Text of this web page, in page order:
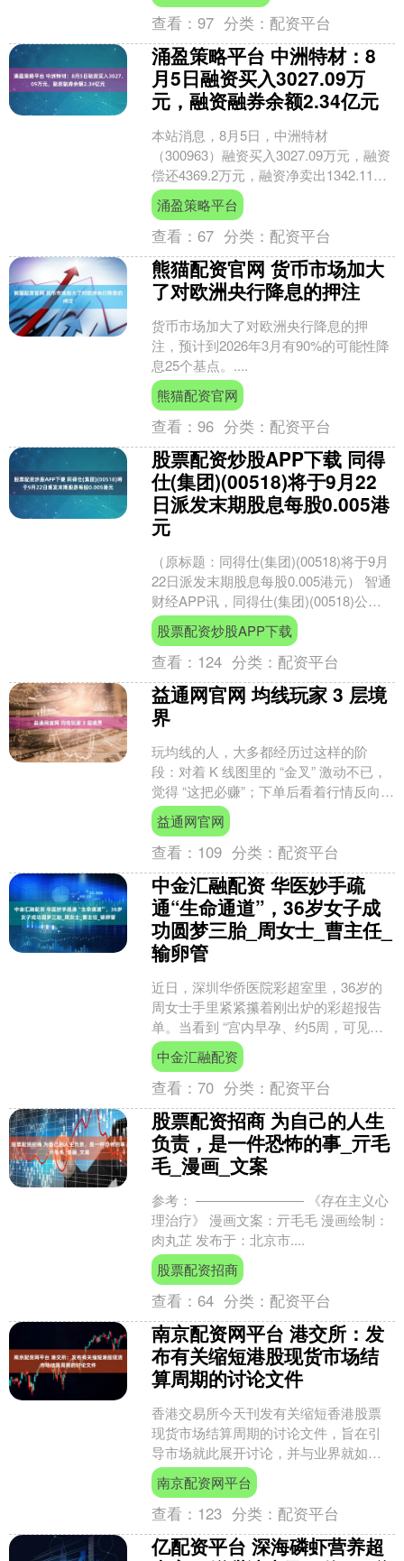
查看：97 分类： 配资平台
涌盈策略平台 中洲特材：8
月5日融资买入3027.09万
元，融资融券余额2.34亿元
本站消息，8月5日，中洲特材
（300963）融资买入3027.09万元，融资
偿还4369.2万元，融资净卖出1342.11万
元，融资余额2.34亿元。 融券方面....
涌盈策略平台
查看：67 分类： 配资平台
熊猫配资官网 货币市场加大
了对欧洲央行降息的押注
货币市场加大了对欧洲央行降息的押
注，预计到2026年3月有90%的可能性降
息25个基点。....
熊猫配资官网
查看：96 分类： 配资平台
股票配资炒股APP下载 同得
仕(集团)(00518)将于9月22
日派发末期股息每股0.005港
元
（原标题：同得仕(集团)(00518)将于9月
22日派发末期股息每股0.005港元） 智通
财经APP讯，同得仕(集团)(00518)公
布，将于2025年9月22....
股票配资炒股APP下载
查看： 124 分类： 配资平台
益通网官网 均线玩家 3 层境
界
玩均线的人，大多都经历过这样的阶
段：对着 K 线图里的 “金叉” 激动不已，
觉得 “这把必赚”；下单后看着行情反向
走，又对着 “死叉” 骂骂咧咧 —— 其实不
是....
益通网官网
查看： 109 分类： 配资平台
中金汇融配资 华医妙手疏
通“生命通道”，36岁女子成
功圆梦三胎_周女士_曹主任_
输卵管
近日，深圳华侨医院彩超室里，36岁的
周女士手里紧紧攥着刚出炉的彩超报告
单。当看到 “宫内早孕、约5周，可见卵
黄囊” 字样时，眼眶瞬间湿润了 —— 她
的三胎梦想，....
中金汇融配资
查看：70 分类： 配资平台
股票配资招商 为自己的人生
负责，是一件恐怖的事_亓毛
毛_漫画_文案
参考： ———————— 《存在主义心
理治疗》 漫画文案：亓毛毛 漫画绘制：
肉丸芷 发布于：北京市....
股票配资招商
查看：64 分类： 配资平台
南京配资网平台 港交所：发
布有关缩短港股现货市场结
算周期的讨论文件
香港交易所今天刊发有关缩短香港股票
现货市场结算周期的讨论文件，旨在引
导市场就此展开讨论，并与业界就如何
及何时缩短结算周期达成共识。此次讨
论的结算周期仅限股票现货....
南京配资网平台
查看： 123 分类： 配资平台
亿配资平台 深海磷虾营养超